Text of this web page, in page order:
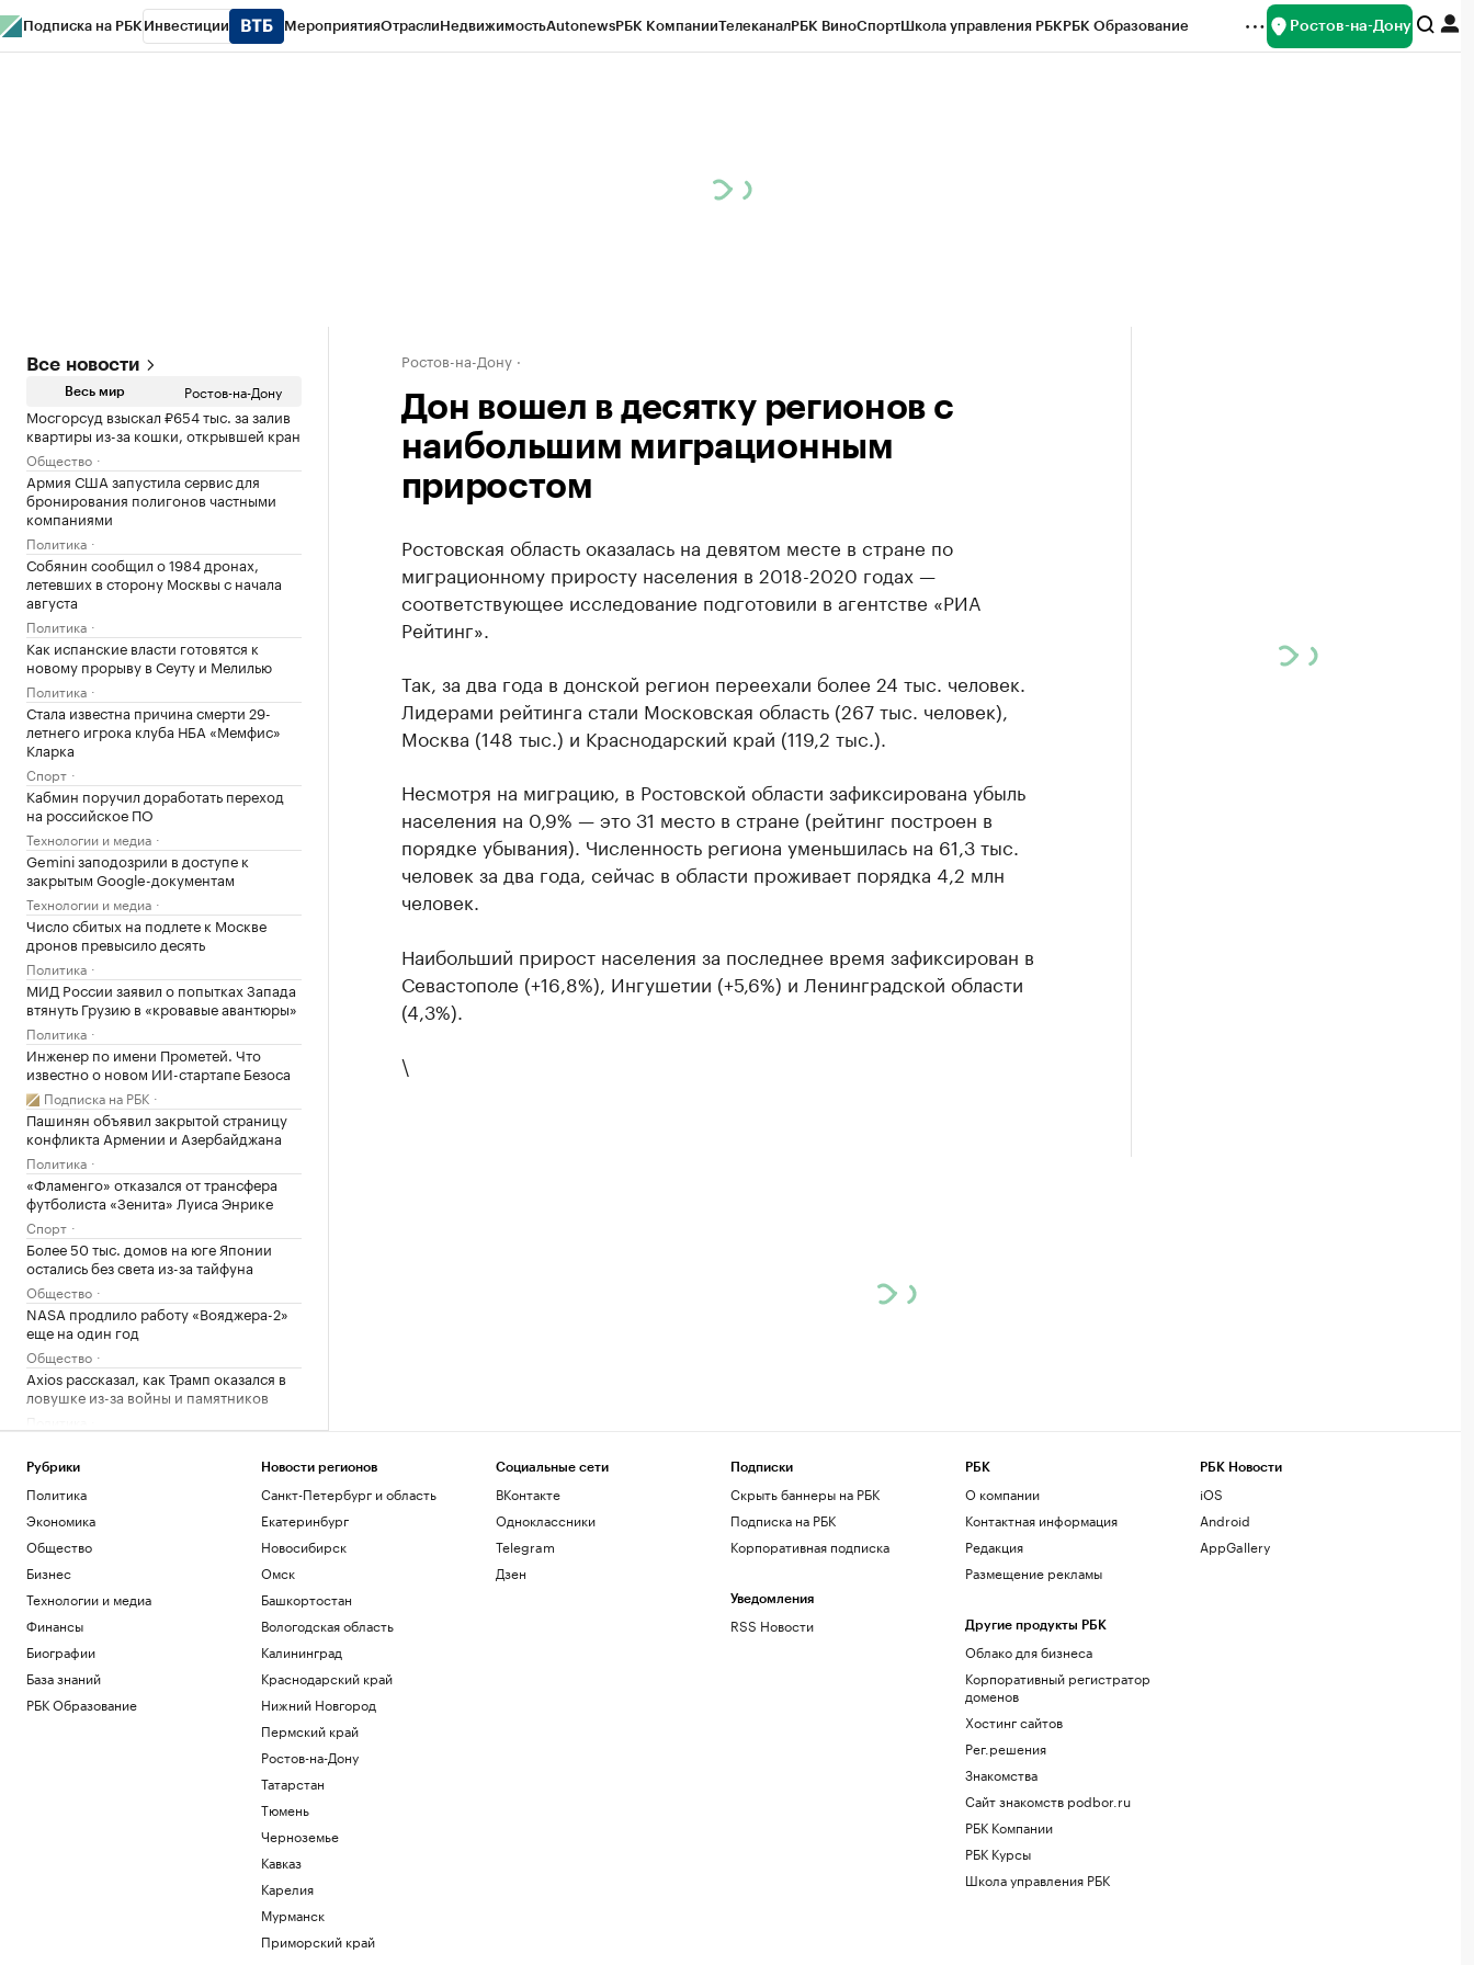
Подписка на РБК Инвестиции МероприятияОтраслиНедвижимостьAutonewsРБК КомпанииТелеканалРБК ВиноСпортШкола управления РБКРБК Образование Ростов-на-Дону
Все новости
Весь мир Ростов-на-Дону
Мосгорсуд взыскал ₽654 тыс. за залив
квартиры из-за кошки, открывшей кран
Общество
Армия США запустила сервис для
бронирования полигонов частными
компаниями
Политика
Собянин сообщил о 1984 дронах,
летевших в сторону Москвы с начала
августа
Политика
Как испанские власти готовятся к
новому прорыву в Сеуту и Мелилью
Политика
Стала известна причина смерти 29-
летнего игрока клуба НБА «Мемфис»
Кларка
Спорт
Кабмин поручил доработать переход
на российское ПО
Технологии и медиа
Gemini заподозрили в доступе к
закрытым Google-документам
Технологии и медиа
Число сбитых на подлете к Москве
дронов превысило десять
Политика
МИД России заявил о попытках Запада
втянуть Грузию в «кровавые авантюры»
Политика
Инженер по имени Прометей. Что
известно о новом ИИ-стартапе Безоса
Подписка на РБК
Пашинян объявил закрытой страницу
конфликта Армении и Азербайджана
Политика
«Фламенго» отказался от трансфера
футболиста «Зенита» Луиса Энрике
Спорт
Более 50 тыс. домов на юге Японии
остались без света из-за тайфуна
Общество
NASA продлило работу «Вояджера-2»
еще на один год
Общество
Axios рассказал, как Трамп оказался в
ловушке из-за войны и памятников
атрибутов престижа? Проверьте себя
FT узнала об «убежище от
апокалипсиса» в Аргентине для IT-
миллиардеров
Общество
Как Петербургская биржа влияет на
бизнес и экономику
РБК и Петербургская Биржа
Тренер сборной сообщил, кто заменит
Мельникову и других лидеров на ЧЕ
Спорт
✍🏻 Сколько вам стоит привычка искать
идеальное решение? Проверьте себя
Ростов-на-Дону
Дон вошел в десятку регионов с
наибольшим миграционным
приростом
Ростовская область оказалась на девятом месте в стране по
миграционному приросту населения в 2018-2020 годах —
соответствующее исследование подготовили в агентстве «РИА
Рейтинг».
Так, за два года в донской регион переехали более 24 тыс. человек.
Лидерами рейтинга стали Московская область (267 тыс. человек),
Москва (148 тыс.) и Краснодарский край (119,2 тыс.).
Несмотря на миграцию, в Ростовской области зафиксирована убыль
населения на 0,9% — это 31 место в стране (рейтинг построен в
порядке убывания). Численность региона уменьшилась на 61,3 тыс.
человек за два года, сейчас в области проживает порядка 4,2 млн
человек.
Наибольший прирост населения за последнее время зафиксирован в
Севастополе (+16,8%), Ингушетии (+5,6%) и Ленинградской области
(4,3%).
\
Рубрики
Политика
Экономика
Общество
Бизнес
Технологии и медиа
Финансы
Биографии
База знаний
РБК Образование
Новости регионов
Санкт-Петербург и область
Екатеринбург
Новосибирск
Омск
Башкортостан
Вологодская область
Калининград
Краснодарский край
Нижний Новгород
Пермский край
Ростов-на-Дону
Татарстан
Тюмень
Черноземье
Кавказ
Карелия
Мурманск
Приморский край
Социальные сети
ВКонтакте
Одноклассники
Telegram
Дзен
Подписки
Скрыть баннеры на РБК
Подписка на РБК
Корпоративная подписка
Уведомления
RSS Новости
РБК
О компании
Контактная информация
Редакция
Размещение рекламы
Другие продукты РБК
Облако для бизнеса
Корпоративный регистратор
доменов
Хостинг сайтов
Рег.решения
Знакомства
Сайт знакомств podbor.ru
РБК Компании
РБК Курсы
Школа управления РБК
РБК Новости
iOS
Android
AppGallery